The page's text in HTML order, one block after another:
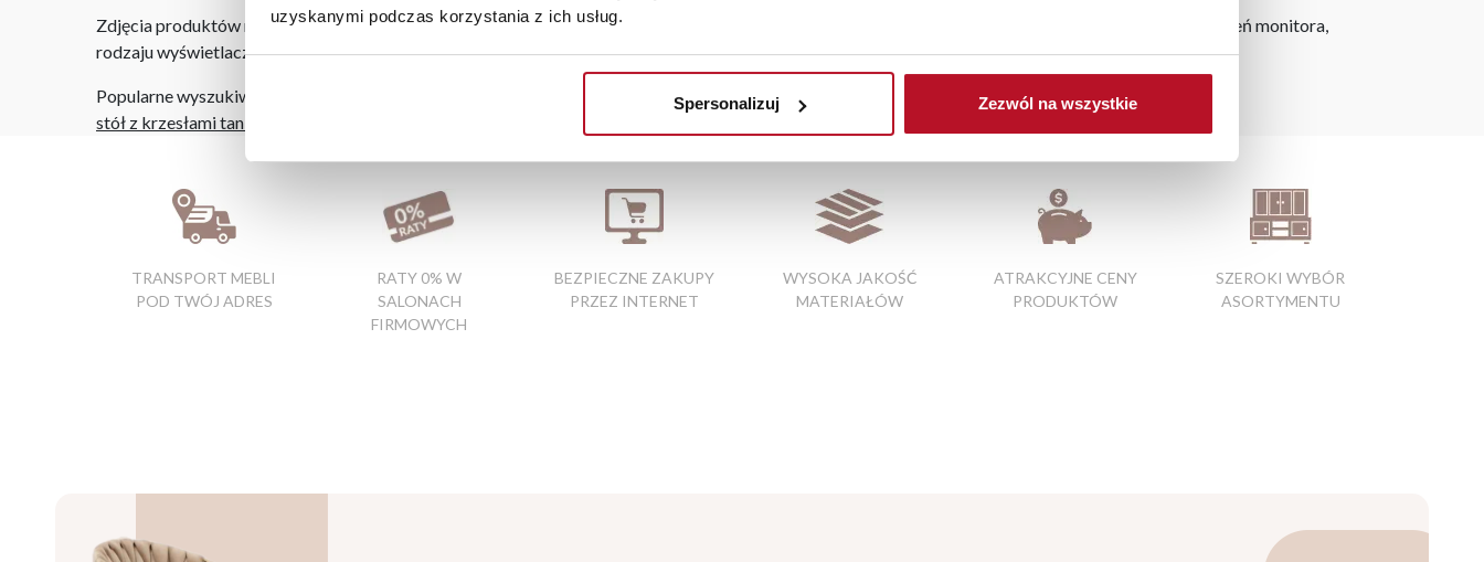
uzyskanymi podczas korzystania z ich usług.
Spersonalizuj Zezwól na wszystkie
Zdjęcia produktów mają charakter poglądowy. Rzeczywiste kolory i struktura materiałów mogą różnić się od widocznych na ekranie, zależnie od ustawień monitora,
rodzaju wyświetlacza i oświetlenia.
Popularne wyszukiwania:
stół z krzesłami tanio
TRANSPORT MEBLI
POD TWÓJ ADRES
RATY 0% W
SALONACH
FIRMOWYCH
BEZPIECZNE ZAKUPY
PRZEZ INTERNET
WYSOKA JAKOŚĆ
MATERIAŁÓW
ATRAKCYJNE CENY
PRODUKTÓW
SZEROKI WYBÓR
ASORTYMENTU